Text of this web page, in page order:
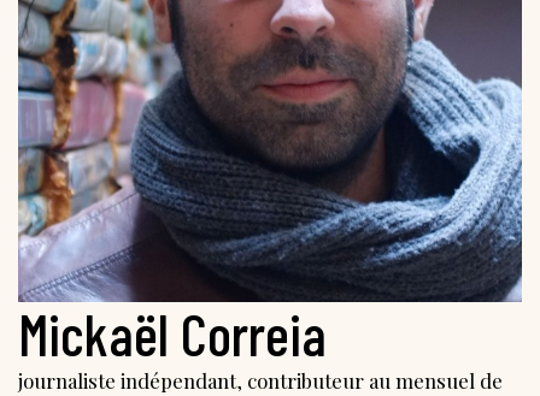
Mickaël Correia
journaliste indépendant, contributeur au mensuel de